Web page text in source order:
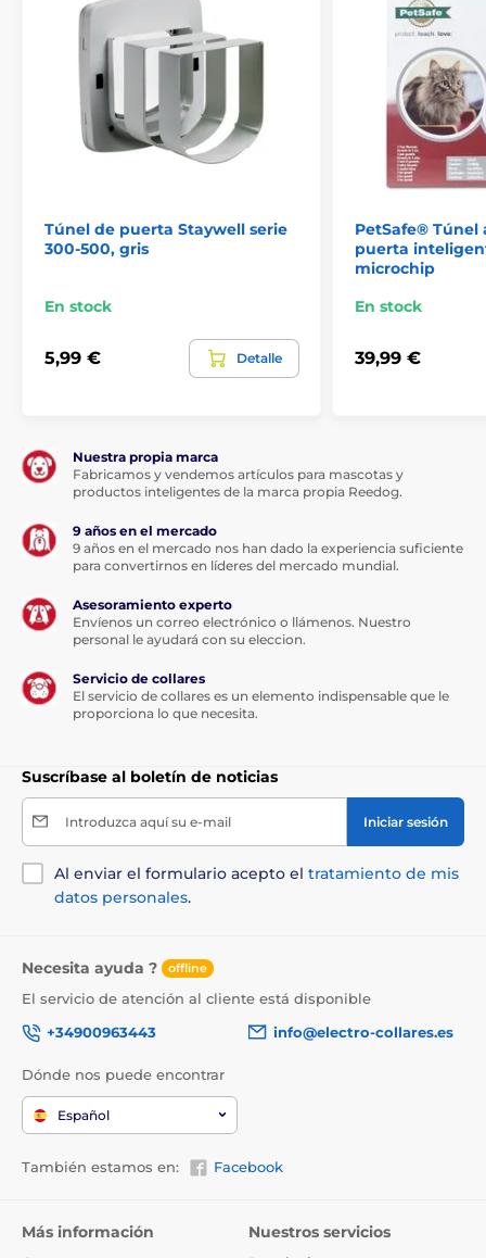
Túnel de puerta Staywell serie
300-500, gris
En stock
5,99 € Detalle
PetSafe® Túnel
puerta
microchip
En stock
39,99 €
Nuestra propia marca
Fabricamos y vendemos artículos para mascotas y
productos inteligentes de la marca propia Reedog.
9 años en el mercado
9 años en el mercado nos han dado la experiencia suficiente
para convertirnos en líderes del mercado mundial.
Asesoramiento experto
Envíenos un correo electrónico o llámenos. Nuestro
personal le ayudará con su eleccion.
Servicio de collares
El servicio de collares es un elemento indispensable que le
proporciona lo que necesita.
Suscríbase al boletín de noticias
Introduzca aquí su e-mail Iniciar sesión
Al enviar el formulario acepto el tratamiento de mis
datos personales.
Necesita ayuda ? offline
El servicio de atención al cliente está disponible
+34900963443
info@electro-collares.es
Dónde nos puede encontrar
Español
También estamos en: Facebook
Más información Nuestros servicios